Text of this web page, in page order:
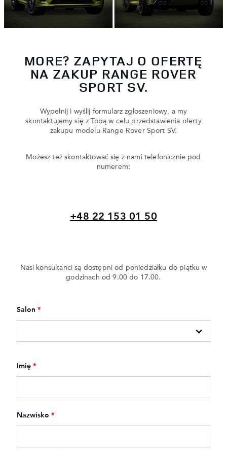
MORE? ZAPYTAJ O OFERTĘ
NA ZAKUP RANGE ROVER
SPORT SV.
Wypełnij i wyślij formularz zgłoszeniowy, a my
skontaktujemy się z Tobą w celu przedstawienia oferty
zakupu modelu Range Rover Sport SV.
Możesz też skontaktować się z nami telefonicznie pod
numerem:
+48 22 153 01 50
Nasi konsultanci są dostępni od poniedziałku do piątku w
godzinach od 9.00 do 17.00.
Salon *
Imię *
Nazwisko *